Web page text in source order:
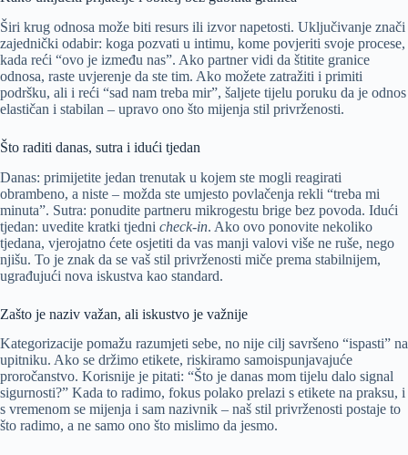
Širi krug odnosa može biti resurs ili izvor napetosti. Uključivanje znači
zajednički odabir: koga pozvati u intimu, kome povjeriti svoje procese,
kada reći “ovo je između nas”. Ako partner vidi da štitite granice
odnosa, raste uvjerenje da ste tim. Ako možete zatražiti i primiti
podršku, ali i reći “sad nam treba mir”, šaljete tijelu poruku da je odnos
elastičan i stabilan – upravo ono što mijenja stil privrženosti.
Što raditi danas, sutra i idući tjedan
Danas: primijetite jedan trenutak u kojem ste mogli reagirati
obrambeno, a niste – možda ste umjesto povlačenja rekli “treba mi
minuta”. Sutra: ponudite partneru mikrogestu brige bez povoda. Idući
tjedan: uvedite kratki tjedni check-in. Ako ovo ponovite nekoliko
tjedana, vjerojatno ćete osjetiti da vas manji valovi više ne ruše, nego
njišu. To je znak da se vaš stil privrženosti miče prema stabilnijem,
ugrađujući nova iskustva kao standard.
Zašto je naziv važan, ali iskustvo je važnije
Kategorizacije pomažu razumjeti sebe, no nije cilj savršeno “ispasti” na
upitniku. Ako se držimo etikete, riskiramo samoispunjavajuće
proročanstvo. Korisnije je pitati: “Što je danas mom tijelu dalo signal
sigurnosti?” Kada to radimo, fokus polako prelazi s etikete na praksu, i
s vremenom se mijenja i sam nazivnik – naš stil privrženosti postaje to
što radimo, a ne samo ono što mislimo da jesmo.